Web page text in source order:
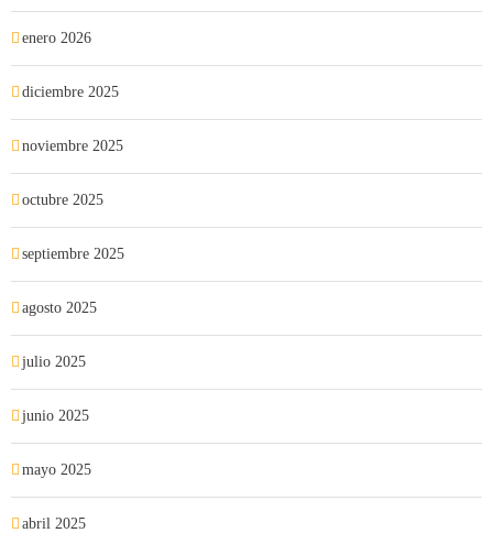
enero 2026
diciembre 2025
noviembre 2025
octubre 2025
septiembre 2025
agosto 2025
julio 2025
junio 2025
mayo 2025
abril 2025